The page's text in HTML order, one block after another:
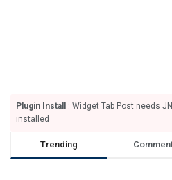
Plugin Install
: Widget Tab Post needs
installed
Trending